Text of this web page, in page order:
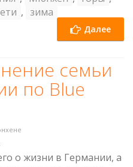
, зима
Далее
семьи
по Blue
о жизни в Германии, а